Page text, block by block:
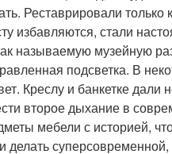
Реставрировали
избавляются, стали
называемую музейную
подсветка. В
Креслу и банкетке
второе дыхание в
мебели с историей,
делать